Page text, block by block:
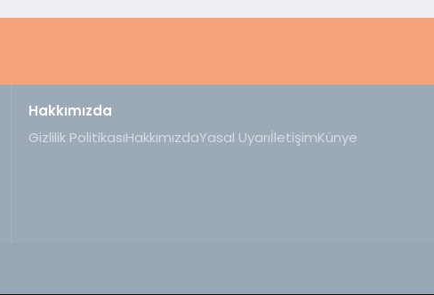
Hakkımızda
Gizlilik PolitikasıHakkımızdaYasal UyarıİletişimKünye